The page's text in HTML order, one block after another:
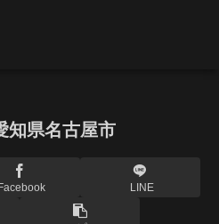
知県名古屋市
LINE